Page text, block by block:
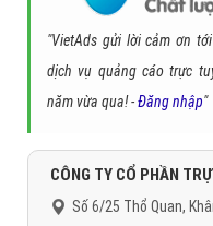
"VietAds gửi lời cảm ơn
dịch vụ quảng cáo trực
năm vừa qua! -Đăng nhập"
CÔNG TY CỔ PHẦN
Số 6/25 Thổ Quan,